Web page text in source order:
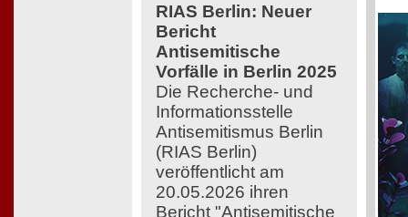
RIAS Berlin: Neuer
Bericht
Antisemitische
Vorfälle in Berlin 2025
Die Recherche- und
Informationsstelle
Antisemitismus Berlin
(RIAS Berlin)
veröffentlicht am
20.05.2026 ihren
Bericht "Antisemitische